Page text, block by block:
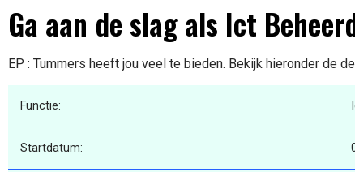
Ga aan de slag als Ict
EP : Tummers heeft jou veel te bieden. Bekijk hieronder de
Functie:
Startdatum: